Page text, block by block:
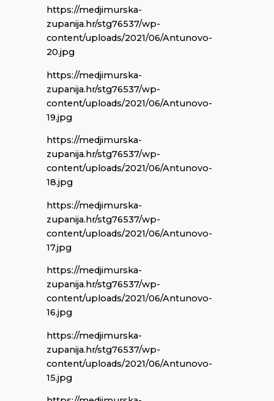
https://medjimurska-
zupanija.hr/stg76537/wp-
content/uploads/2021/06/Antunovo-
20.jpg
https://medjimurska-
zupanija.hr/stg76537/wp-
content/uploads/2021/06/Antunovo-
19.jpg
https://medjimurska-
zupanija.hr/stg76537/wp-
content/uploads/2021/06/Antunovo-
18.jpg
https://medjimurska-
zupanija.hr/stg76537/wp-
content/uploads/2021/06/Antunovo-
17.jpg
https://medjimurska-
zupanija.hr/stg76537/wp-
content/uploads/2021/06/Antunovo-
16.jpg
https://medjimurska-
zupanija.hr/stg76537/wp-
content/uploads/2021/06/Antunovo-
15.jpg